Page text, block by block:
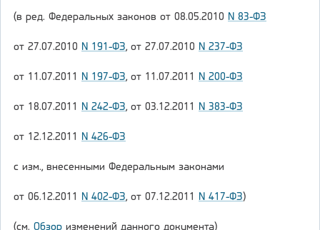
(в ред. Федеральных законов от 08.05.2010 N 83-ФЗ
от 27.07.2010 N 191-ФЗ, от 27.07.2010 N 237-ФЗ
от 11.07.2011 N 197-ФЗ, от 11.07.2011 N 200-ФЗ
от 18.07.2011 N 242-ФЗ, от 03.12.2011 N 383-ФЗ
от 12.12.2011 N 426-ФЗ
с изм., внесенными Федеральным законами
от 06.12.2011 N 402-ФЗ, от 07.12.2011 N 417-ФЗ)
(см. Обзор изменений данного документа)